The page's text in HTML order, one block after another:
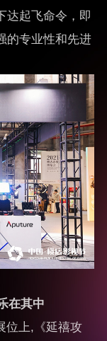
达起飞命令，即
的专业性和先进
在其中
位上,《延禧攻